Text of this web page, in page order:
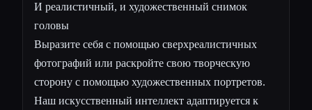
И реалистичный, и художественный снимок
головы
Выразите себя с помощью сверхреалистичных
фотографий или раскройте свою творческую
сторону с помощью художественных портретов.
Наш искусственный интеллект адаптируется к